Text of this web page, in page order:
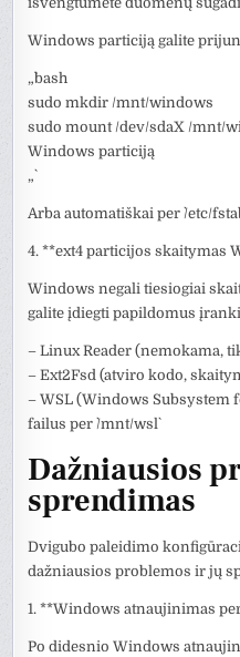
Windows particiją galite
„`bash
sudo mkdir /mnt/windows
sudo mount /dev/sdaX /mnt/
Windows particiją
„`
Arba automatiškai per `/etc/
4. **ext4 particijos skaitymas
Windows negali tiesiogiai
galite įdiegti papildomus
– Linux Reader (nemokama,
– Ext2Fsd (atviro kodo,
– WSL (Windows Subsystem
failus per `/mnt/wsl`
Dažniausios
sprendimas
Dvigubo paleidimo
dažniausios problemos ir jų
1. **Windows atnaujinimas
Po didesnio Windows